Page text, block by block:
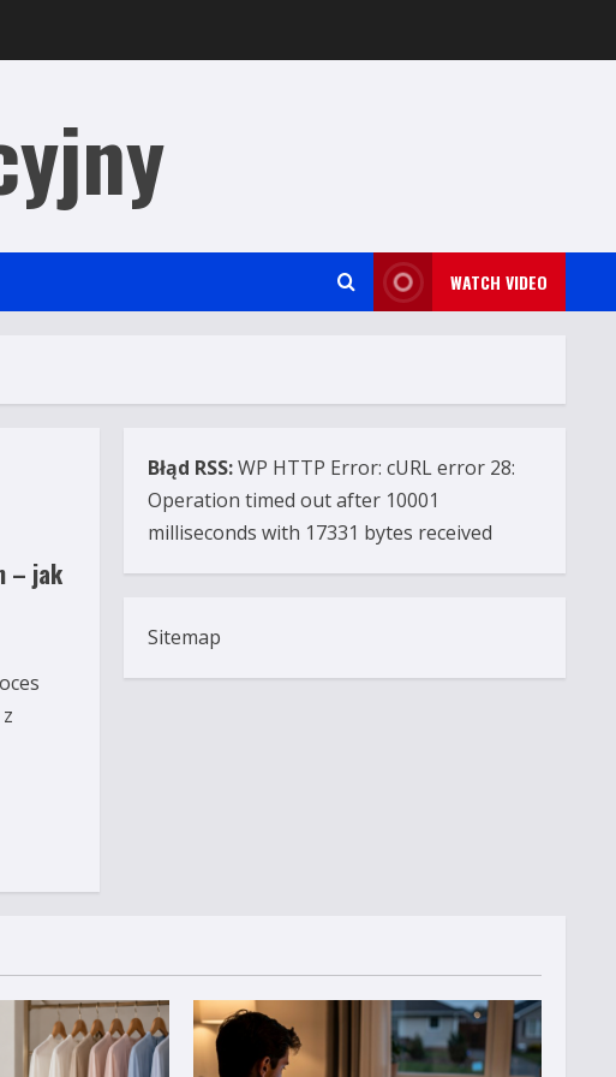
WATCH VIDEO
– jak
Błąd RSS:WP HTTP Error: cURL error 28:
Operation timed out after 10001
milliseconds with 17331 bytes received
Sitemap